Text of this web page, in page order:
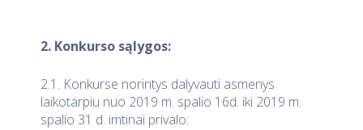
2. Konkurso sąlygos:
2.1. Konkurse norintys dalyvauti asmenys
laikotarpiu nuo 2019 m. spalio 16d. iki 2019 m.
spalio 31 d. imtinai privalo: